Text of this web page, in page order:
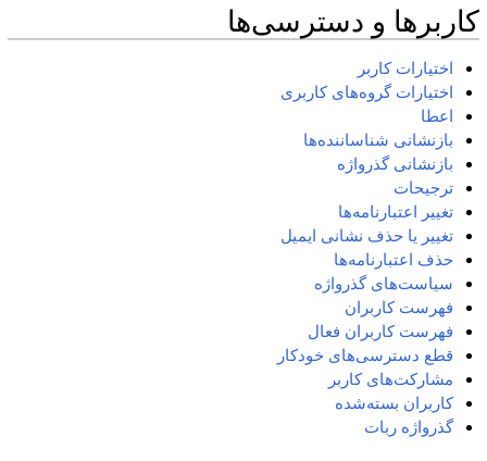
کاربرها و دسترسی‌ها
اختیارات کاربر
اختیارات گروه‌های کاربری
اعطا
بازنشانی شناساننده‌ها
بازنشانی گذرواژه
ترجیحات
تغییر اعتبارنامه‌ها
تغییر یا حذف نشانی ایمیل
حذف اعتبارنامه‌ها
سیاست‌های گذرواژه
فهرست کاربران
فهرست کاربران فعال
قطع دسترسی‌های خودکار
مشارکت‌های کاربر
کاربران بسته‌شده
گذرواژه ربات